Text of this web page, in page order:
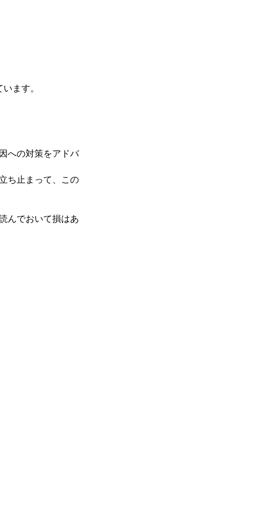
ます。
への対策をアドバ
ち止まって、この
んでおいて損はあ